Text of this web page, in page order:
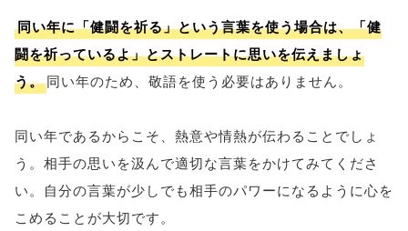
同い年に「健闘を祈る」という言葉を使う場合は、「健
闘を祈っているよ」とストレートに思いを伝えましょ
う。同い年のため、敬語を使う必要はありません。
同い年であるからこそ、熱意や情熱が伝わることでしょ
う。相手の思いを汲んで適切な言葉をかけてみてくださ
い。自分の言葉が少しでも相手のパワーになるように心を
こめることが大切です。